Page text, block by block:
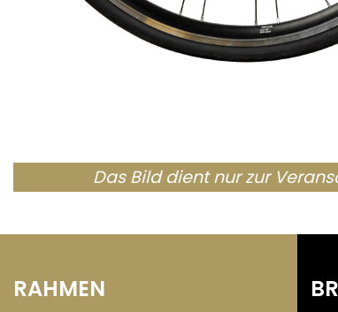
Das Bild dient nur zur
RAHMEN